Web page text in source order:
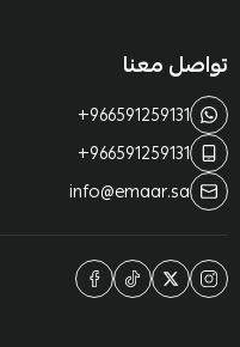
تواصل معنا
+966591259131
+966591259131
info@emaar.sa